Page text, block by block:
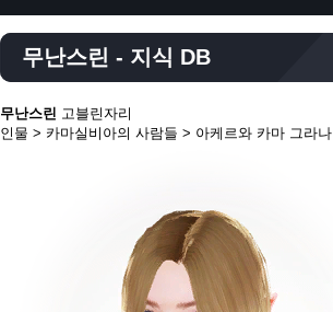
무난스린 - 지식 DB
무난스린 고블린자리
인물 > 카마실비아의 사람들 > 아케르와 카마 그라나